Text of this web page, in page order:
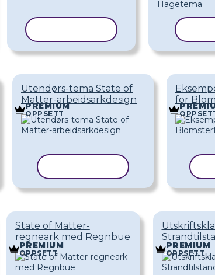
Utendørs-tema State of
Matter-arbeidsarkdesign
PREMIUM
OPPSETT
for
State of Matter-
regneark med Regnbue
PREMIUM
OPPSETT
PREMIUM
OPPSETT